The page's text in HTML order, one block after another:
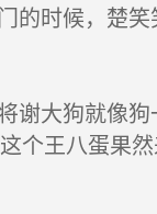
的时候，楚笑
谢大狗就像狗
个王八蛋果